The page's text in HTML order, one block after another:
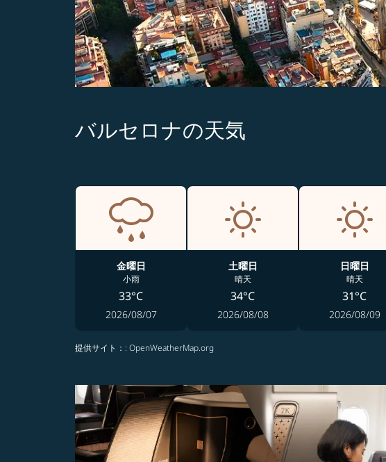
バルセロナの天気
金曜日
小雨
33°C
2026/08/07
土曜日
晴天
34°C
2026/08/08
日曜日
晴天
31°C
2026/08/09
提供サイト： : OpenWeatherMap.org